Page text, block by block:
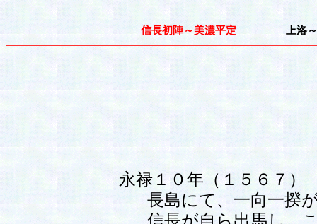
信長初陣～美濃平定 上洛
永禄１０年（１５６７）
長島にて、一向一揆
信長が自ら出馬し、